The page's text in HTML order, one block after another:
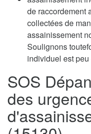
de raccordement
collectées de
assainissement
Soulignons
individuel est
SOS
des